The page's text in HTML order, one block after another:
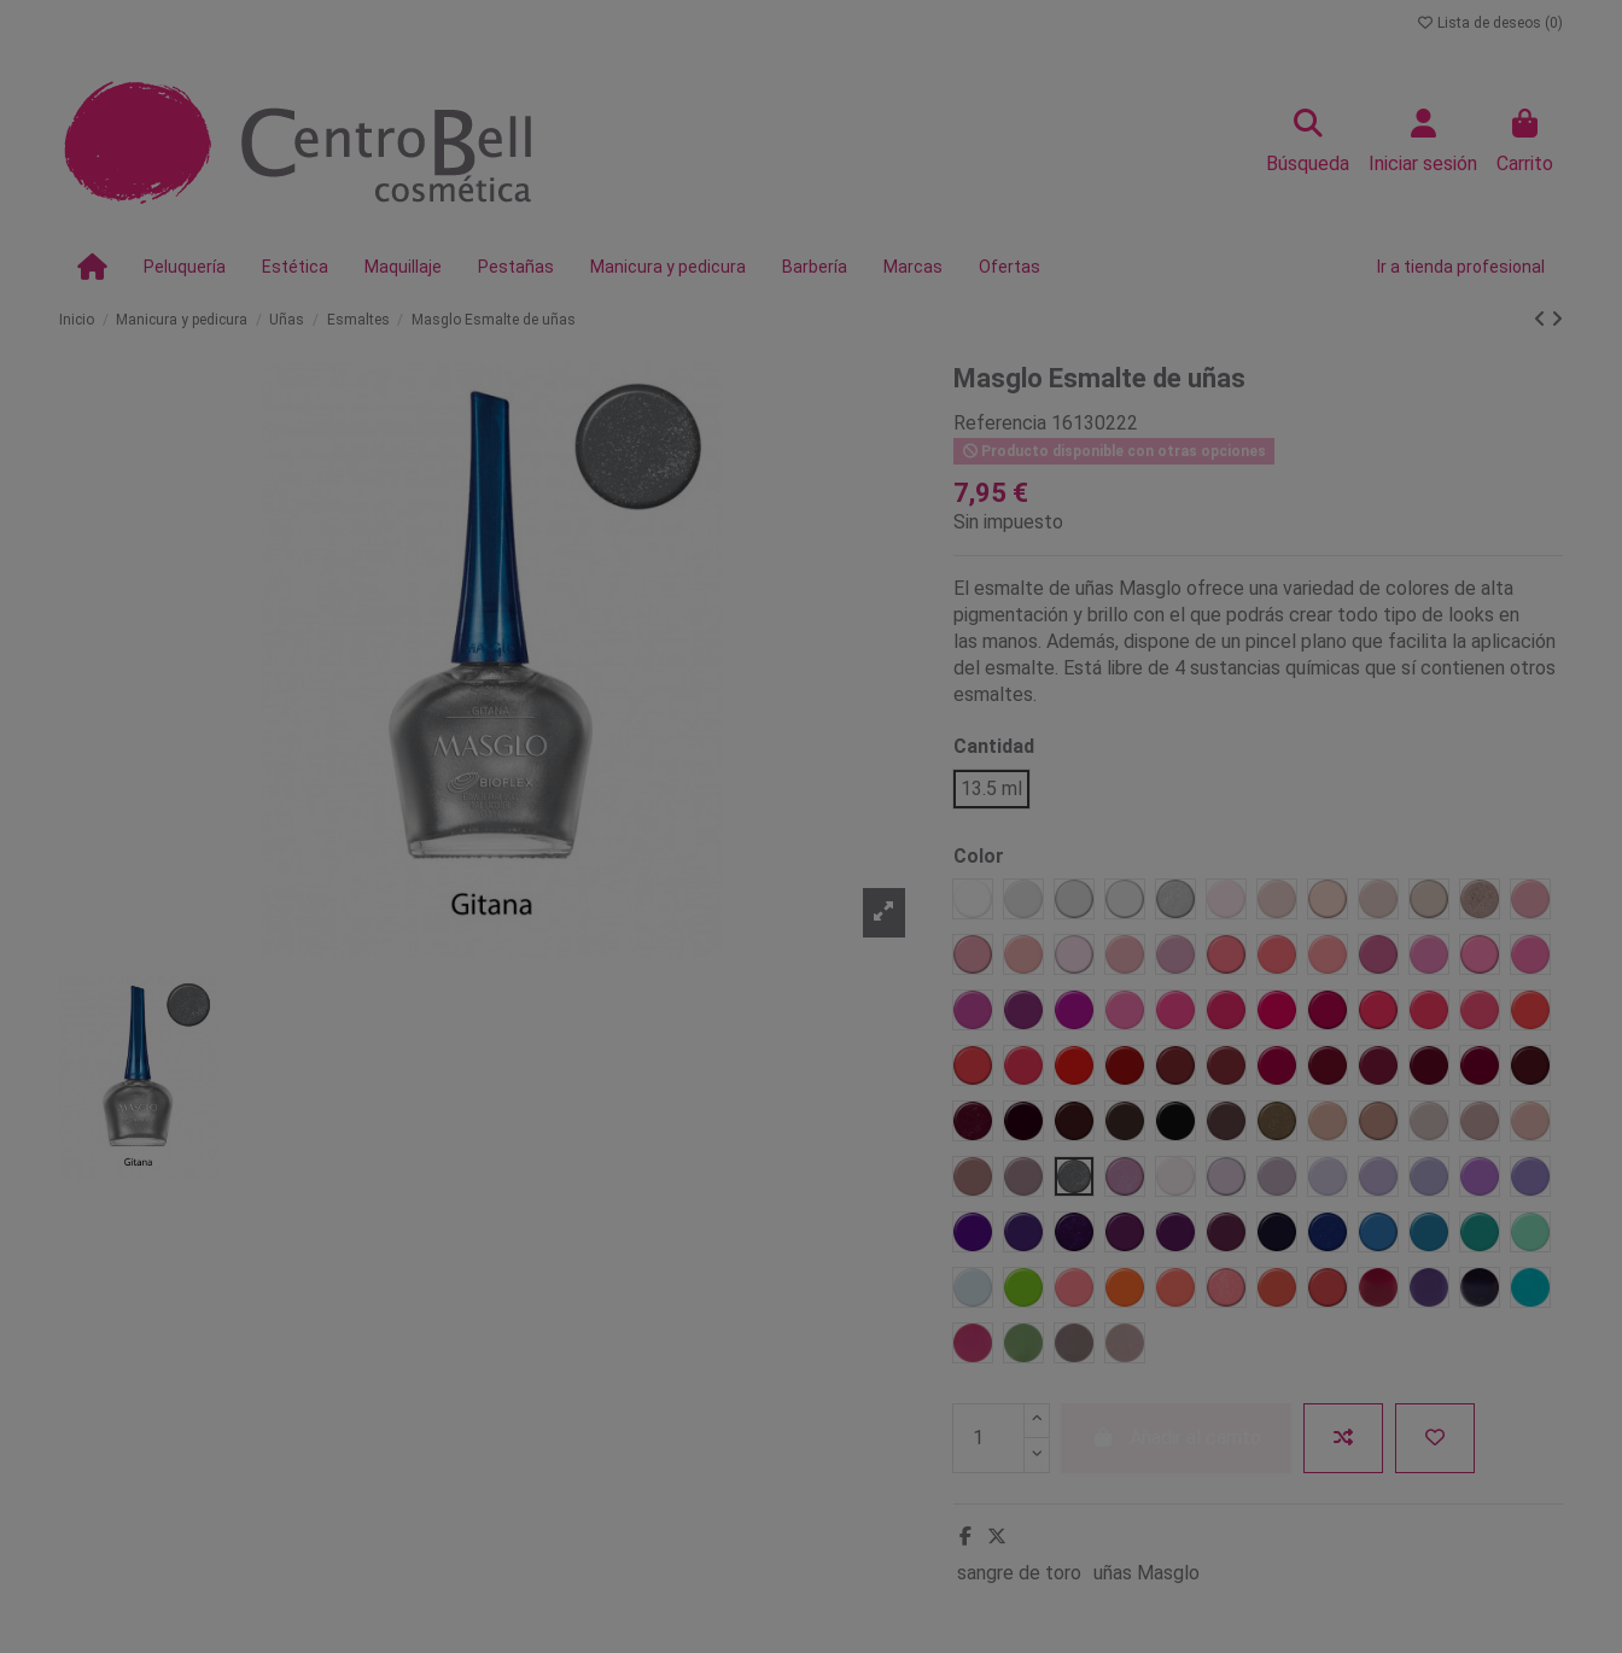
Lista de deseos (0)
Búsqueda Iniciar sesión Carrito
Peluquería Estética Maquillaje Pestañas Manicura y pedicura Barbería Marcas Ofertas Ir a tienda profesional
Inicio Manicura y pedicura Uñas Esmaltes Masglo Esmalte de uñas
Masglo Esmalte de uñas
Referencia 16130222
Producto disponible con otras opciones
7,95 €
Sin impuesto
El esmalte de uñas Masglo ofrece una variedad de colores de alta
pigmentación y brillo con el que podrás crear todo tipo de looks en
las manos. Además, dispone de un pincel plano que facilita la aplicación
del esmalte. Está libre de 4 sustancias químicas que sí contienen otros
esmaltes.
Cantidad
13.5 ml
Color
LiberadaAngelicalEjecutivaBlanco Nacar
Novia PrisioneraFrancés Tierna AtrevidaRegia Rebelde
Bella Amable Ilusión Mimada CandidataEmprendedora
CaprichosaProvocativa
Actual TrabajadoraExtremaAmigable
ArtisticaDinámicaPícara EmocionalCautivadoraCampeonaRumberaChic Divina Ajena ImpactanteExplosiva
FufurufaUrbana OrgullosaLinda Fiesta Profesional
Torera Artista MalvadaMágica LujuriosaAusente
Insinuante
Golosa Gomela Sangre Toro
Negro CreadoraGlamorosa
Diva IdealistaMatrimonioSofisticadaDominante
IntriganteVirginal Gitana Franca Nieve CalmadaProvocadora
Soltera Amante TecnológicaPsicodélica
RockeraRelajadaIncitanteCantanteExcitanteQuerendonaDesvergonzada
AtractivaCasquivanaMarineraEntretenidaLuchadora
SolidariaEléctricaBusconaZánganaEmpoderada
DecididaConvencidaCualquiera
Sexy Extraordinaria
ArriesgadaBurlona
FanaticaFresca PacienteTalentosa
sangre de toro uñas Masglo